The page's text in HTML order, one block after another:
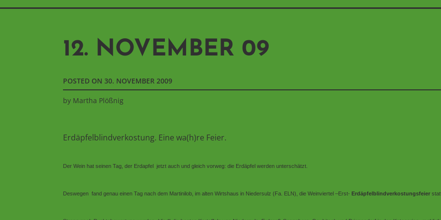
12. NOVEMBER 09
POSTED ON 30. NOVEMBER 2009
by Martha Plößnig
Erdäpfelblindverkostung. Eine wa(h)re Feier.
Der Wein hat seinen Tag, der Erdapfel jetzt auch und gleich vorweg: die Erdäpfel werden unterschätzt.
Deswegen fand genau einen Tag nach dem Martinilob, im alten Wirtshaus in Niedersulz (Fa. ELN), die Weinviertel –Erst- Erdäpfelblindverkostungsfeier